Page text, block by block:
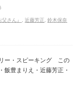
さん』 ,近藤芳正 ,鈴木保奈
ー・スピーキング この
飯豊まりえ・近藤芳正・